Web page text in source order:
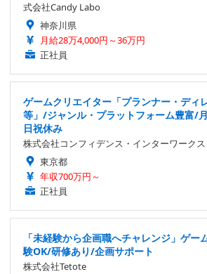
式会社Candy Labo
神奈川県
月給28万4,000円～36万円
正社員
ゲームクリエイター「プランナー・ディ
等」/ジャンル・プラットフォーム豊富/
日祝休み
株式会社コンフィデンス・インターワークス
東京都
年収700万円～
正社員
「未経験から企画職へチャレンジ」ゲー
験OK/研修あり/企画サポート
株式会社Tetote